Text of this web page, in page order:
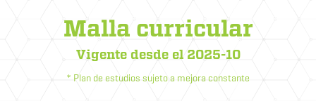
Malla curricular
Vigente desde el 2025-10
* Plan de estudios sujeto a mejora constante